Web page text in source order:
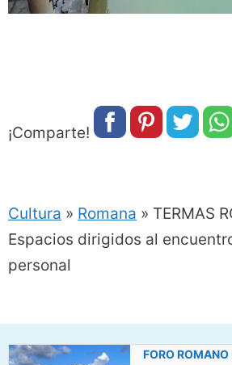
¡Comparte!
Cultura » Romana » TERMAS
Espacios dirigidos al
personal
FORO